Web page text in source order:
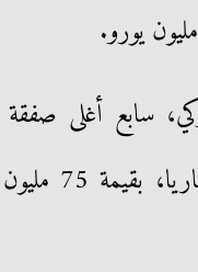
سابع أغلى صفقة